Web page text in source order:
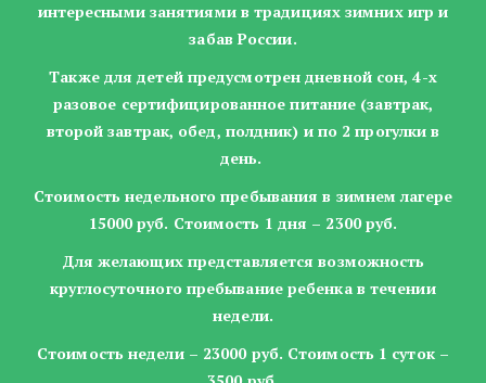
интересными занятиями в традициях зимних игр и
забав России.
Также для детей предусмотрен дневной сон, 4-х
разовое сертифицированное питание (завтрак,
второй завтрак, обед, полдник) и по 2 прогулки в
день.
Стоимость недельного пребывания в зимнем лагере
15000 руб. Стоимость 1 дня – 2300 руб.
Для желающих представляется возможность
круглосуточного пребывание ребенка в течении
недели.
Стоимость недели – 23000 руб. Стоимость 1 суток –